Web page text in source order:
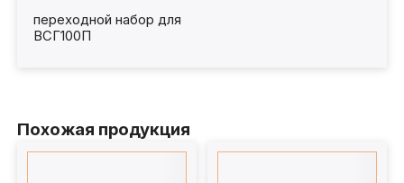
переходной набор для
ВСГ100П
Похожая продукция